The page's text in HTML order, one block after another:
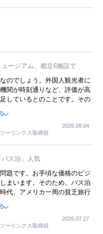
ュージアム、都立6施設で
のでしょう。外国人観光者に
関が時刻通りなど、評価が高
しているとのことです。その
ントが行われれば、日本人に
でしょうね。
ーリンクス取締役
2026.08.04
ス泊」人気
題です。お手頃な価格のビジ
まいます。そのため、バス泊
代、アメリカ一周の貧乏旅行
でした。夕方から夜の便を利
だし、若いからできたことで
青森に行ったと聞くと、疲れ
ーリンクス取締役
2026.07.27